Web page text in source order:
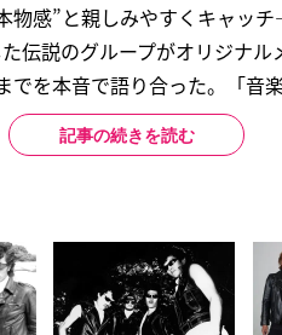
物感”と親しみやすくキャッ
伝説のグループがオリジナ
でを本音で語り合った。「音
記事の続きを読む